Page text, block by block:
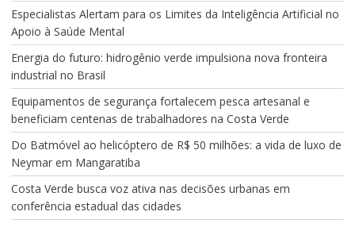
Especialistas Alertam para os Limites da Inteligência Artificial no
Apoio à Saúde Mental
Energia do futuro: hidrogênio verde impulsiona nova fronteira
industrial no Brasil
Equipamentos de segurança fortalecem pesca artesanal e
beneficiam centenas de trabalhadores na Costa Verde
Do Batmóvel ao helicóptero de R$ 50 milhões: a vida de luxo de
Neymar em Mangaratiba
Costa Verde busca voz ativa nas decisões urbanas em
conferência estadual das cidades